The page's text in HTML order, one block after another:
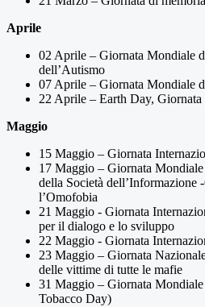
Aprile
02 Aprile – Giornata Mondiale
dell’Autismo
07 Aprile – Giornata Mondiale
22 Aprile – Earth Day,
Maggio
15 Maggio – Giornata
17 Maggio – Giornata
della Società dell’Informazione
l’Omofobia
21 Maggio - Giornata
per il dialogo e lo sviluppo
22 Maggio - Giornata
23 Maggio – Giornata
delle vittime di tutte le mafie
31 Maggio – Giornata
Tobacco Day)